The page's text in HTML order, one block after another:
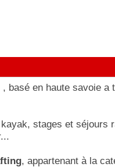
basé en haute savoie a
stages et séjours
, appartenant à la